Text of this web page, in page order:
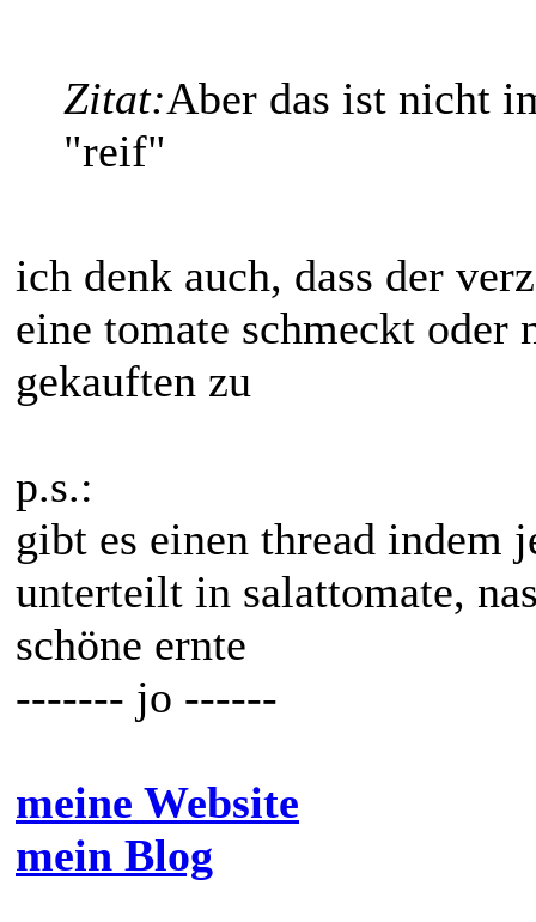
Zitat:Aber das ist nicht
"reif"
ich denk auch, dass der
eine tomate schmeckt
gekauften zu
p.s.:
gibt es einen thread indem
unterteilt in salattomate,
schöne ernte
------- jo ------
meine Website
mein Blog